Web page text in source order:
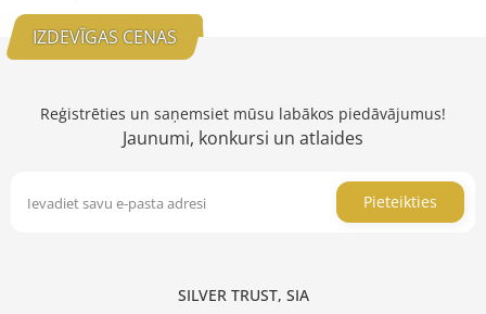
IZDEVĪGAS CENAS
Reģistrēties un saņemsiet mūsu labākos piedāvājumus!
Jaunumi, konkursi un atlaides
Pieteikties
SILVER TRUST, SIA